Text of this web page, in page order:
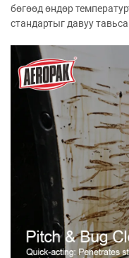
бөгөөд өндөр
стандартыг давуу